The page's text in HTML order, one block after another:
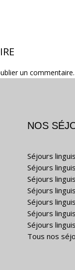
un commentaire.
NOS
Séjours
Séjours
Séjours
Séjours
Séjours
Séjours
Séjours
Tous nos